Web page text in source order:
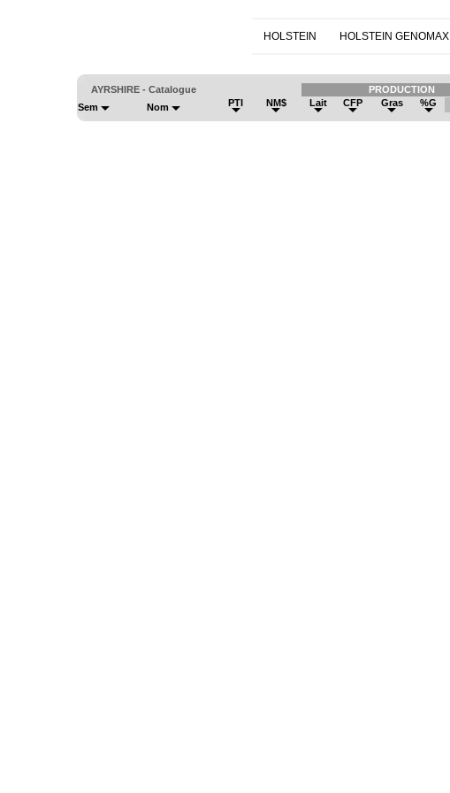
HOLSTEIN HOLSTEIN GENOMAX
AYRSHIRE - Catalogue PRODUCTION
Sem Nom PTI NM$ Lait CFP Gras %G